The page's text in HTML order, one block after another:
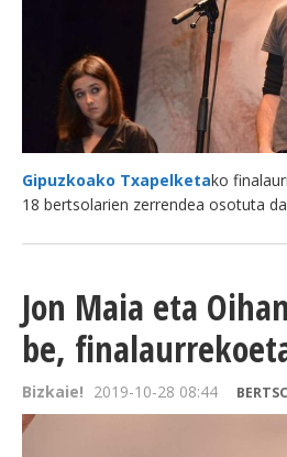
Gipuzkoako Txapelketako
18 bertsolarien zerrendea osotuta
Jon Maia eta
be,
Bizkaie! 2019-10-28 08:44